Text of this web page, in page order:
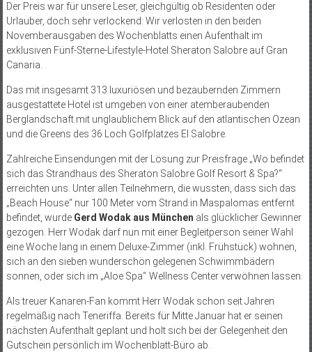
Der Preis war für unsere Leser, gleichgültig ob Residenten oder
Urlauber, doch sehr verlockend: Wir verlos­ten in den beiden
Novemberausgaben des Wochenblatts einen Aufenthalt im
exklusiven Fünf-Sterne-Lifestyle-Hotel Sheraton Salobre auf Gran
Canaria.
Das mit insgesamt 313 luxuriösen und bezaubernden Zimmern
ausgestattete Hotel ist umgeben von einer atemberaubenden
Berglandschaft mit unglaublichem Blick auf den atlantischen Ozean
und die Greens des 36 Loch Golfplatzes El Salobre.
Zahlreiche Einsendungen mit der Lösung zur Preisfrage „Wo befindet
sich das Strandhaus des Sheraton Salobre Golf Resort & Spa?“
erreichten uns. Unter allen Teilnehmern, die wussten, dass sich das
„Beach House“ nur 100 Meter vom Strand in Maspalomas entfernt
befindet, wurde Gerd Wodak aus München als glücklicher Gewinner
gezogen. Herr Wodak darf nun mit einer Begleitperson seiner Wahl
eine Woche lang in einem Deluxe-Zimmer (inkl. Frühstück) wohnen,
sich an den sieben wunderschön gelegenen Schwimmbädern
sonnen, oder sich im „Aloe Spa“ Wellness Center verwöhnen lassen.
Als treuer Kanaren-Fan kommt Herr Wodak schon seit Jahren
regelmäßig nach Teneriffa. Bereits für Mitte Januar hat er seinen
nächsten Aufenthalt geplant und holt sich bei der Gelegenheit den
Gutschein persönlich im Wochenblatt-Büro ab.